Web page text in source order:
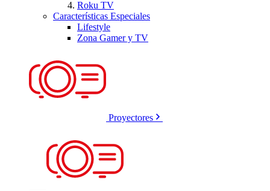
Roku TV
Características Especiales
Lifestyle
Zona Gamer y TV
Proyectores